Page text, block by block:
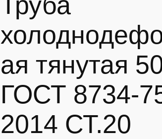
ая тянутая
ГОСТ 8734-
2014 СТ.20